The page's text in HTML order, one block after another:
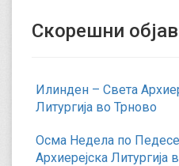
Скорешни
Илинден – Света
Литургија во Трново
Осма Недела по
Архиерејска Литургија